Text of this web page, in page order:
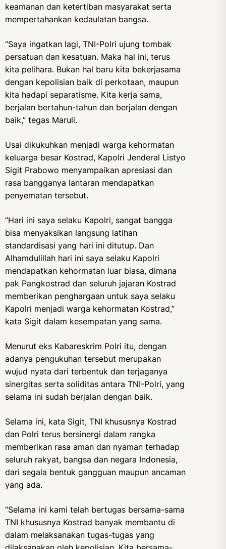
keamanan dan ketertiban masyarakat serta
mempertahankan kedaulatan bangsa.
“Saya ingatkan lagi, TNI-Polri ujung tombak
persatuan dan kesatuan. Maka hal ini, terus
kita pelihara. Bukan hal baru kita bekerjasama
dengan kepolisian baik di perkotaan, maupun
kita hadapi separatisme. Kita kerja sama,
berjalan bertahun-tahun dan berjalan dengan
baik,” tegas Maruli.
Usai dikukuhkan menjadi warga kehormatan
keluarga besar Kostrad, Kapolri Jenderal Listyo
Sigit Prabowo menyampaikan apresiasi dan
rasa bangganya lantaran mendapatkan
penyematan tersebut.
“Hari ini saya selaku Kapolri, sangat bangga
bisa menyaksikan langsung latihan
standardisasi yang hari ini ditutup. Dan
Alhamdulillah hari ini saya selaku Kapolri
mendapatkan kehormatan luar biasa, dimana
pak Pangkostrad dan seluruh jajaran Kostrad
memberikan penghargaan untuk saya selaku
Kapolri menjadi warga kehormatan Kostrad,”
kata Sigit dalam kesempatan yang sama.
Menurut eks Kabareskrim Polri itu, dengan
adanya pengukuhan tersebut merupakan
wujud nyata dari terbentuk dan terjaganya
sinergitas serta soliditas antara TNI-Polri, yang
selama ini sudah berjalan dengan baik.
Selama ini, kata Sigit, TNI khususnya Kostrad
dan Polri terus bersinergi dalam rangka
memberikan rasa aman dan nyaman terhadap
seluruh rakyat, bangsa dan negara Indonesia,
dari segala bentuk gangguan maupun ancaman
yang ada.
“Selama ini kami telah bertugas bersama-sama
TNI khususnya Kostrad banyak membantu di
dalam melaksanakan tugas-tugas yang